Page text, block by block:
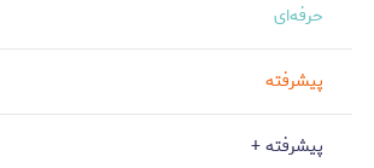
حرفه‌ای
پیشرفته
پیشرفته +